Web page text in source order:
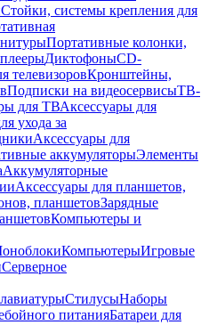
Стойки, системы крепления для
Портативные колонки,
ДиктофоныCD-
телевизоровКронштейны,
Подписки на видеосервисыТВ-
для ТВАксессуары для
ухода за
Аксессуары для
аккумуляторыЭлементы
Аккумуляторные
Аксессуары для планшетов,
планшетовЗарядные
Компьютеры и
КомпьютерыИгровые
Серверное
СтилусыНаборы
питанияБатареи для